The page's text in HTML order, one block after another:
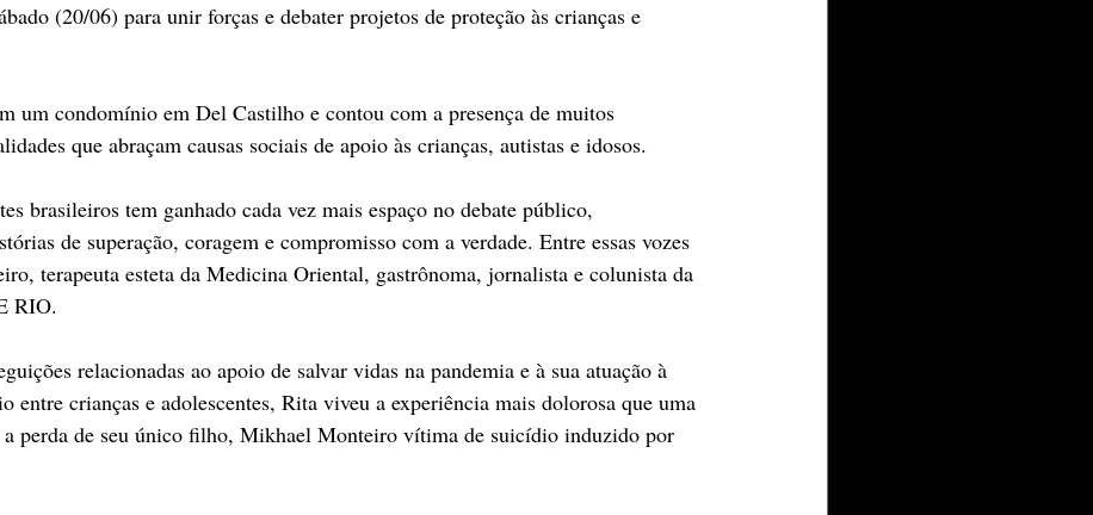
(20/06) para unir forças e debater projetos de proteção às crianças e
um condomínio em Del Castilho e contou com a presença de muitos
que abraçam causas sociais de apoio às crianças, autistas e idosos.
brasileiros tem ganhado cada vez mais espaço no debate público,
de superação, coragem e compromisso com a verdade. Entre essas vozes
terapeuta esteta da Medicina Oriental, gastrônoma, jornalista e colunista da
RIO.
relacionadas ao apoio de salvar vidas na pandemia e à sua atuação à
entre crianças e adolescentes, Rita viveu a experiência mais dolorosa que uma
a perda de seu único filho, Mikhael Monteiro vítima de suicídio induzido por